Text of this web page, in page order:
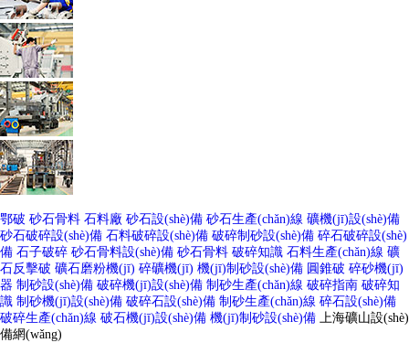
鄂破 砂石骨料 石料廠 砂石設(shè)備 砂石生產(chǎn)線 礦機(jī)設(shè)備
砂石破碎設(shè)備 石料破碎設(shè)備 破碎制砂設(shè)備 碎石破碎設(shè)
備 石子破碎 砂石骨料設(shè)備 砂石骨料 破碎知識 石料生產(chǎn)線 礦
石反擊破 礦石磨粉機(jī) 碎礦機(jī) 機(jī)制砂設(shè)備 圓錐破 碎砂機(jī)
器 制砂設(shè)備 破碎機(jī)設(shè)備 制砂生產(chǎn)線 破碎指南 破碎知
識 制砂機(jī)設(shè)備 破碎石設(shè)備 制砂生產(chǎn)線 碎石設(shè)備
破碎生產(chǎn)線 破石機(jī)設(shè)備 機(jī)制砂設(shè)備 上海礦山設(shè)
備網(wǎng)